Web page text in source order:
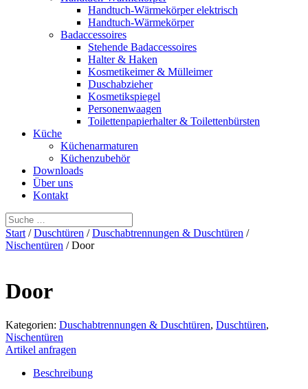
Handtuch-Wärmekörper elektrisch
Handtuch-Wärmekörper
Badaccessoires
Stehende Badaccessoires
Halter & Haken
Kosmetikeimer & Mülleimer
Duschabzieher
Kosmetikspiegel
Personenwaagen
Toilettenpapierhalter & Toilettenbürsten
Küche
Küchenarmaturen
Küchenzubehör
Downloads
Über uns
Kontakt
Start /Duschtüren /Duschabtrennungen & Duschtüren /
Nischentüren / Door
Door
Kategorien: Duschabtrennungen & Duschtüren, Duschtüren,
Nischentüren
Artikel anfragen
Beschreibung